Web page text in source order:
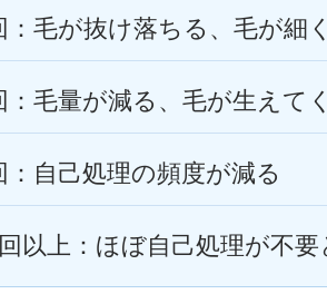
：毛が抜け落ちる、毛が細
：毛量が減る、毛が生えて
：自己処理の頻度が減る
以上：ほぼ自己処理が不